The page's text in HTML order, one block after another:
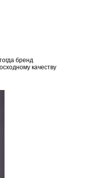
бренд
качеству